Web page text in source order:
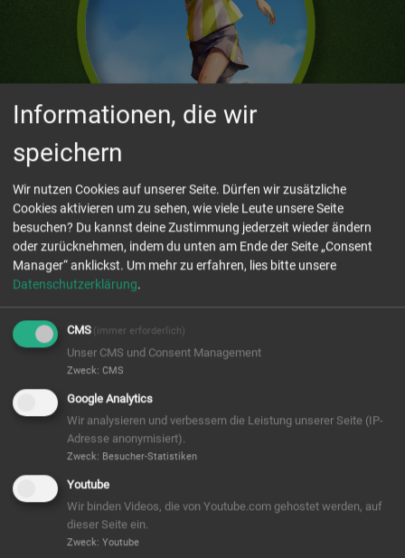
Informationen, die wir
speichern
Wir nutzen Cookies auf unserer Seite. Dürfen wir zusätzliche
Cookies aktivieren um zu sehen, wie viele Leute unsere Seite
besuchen? Du kannst deine Zustimmung jederzeit wieder ändern
oder zurücknehmen, indem du unten am Ende der Seite „Consent
Manager“ anklickst. Um mehr zu erfahren, lies bitte unsere
Datenschutzerklärung.
CMS (immer erforderlich)
Unser CMS und Consent Management
Zweck: CMS
Google Analytics
Wir analysieren und verbessern die Leistung unserer Seite (IP-
Adresse anonymisiert).
Zweck: Besucher-Statistiken
Youtube
Wir binden Videos, die von Youtube.com gehostet werden, auf
dieser Seite ein.
Zweck: Youtube
Kim